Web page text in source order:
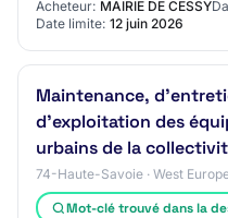
Acheteur: MAIRIE DE CESSY
Date limite: 12 juin 2026
Maintenance,
d'exploitation des
urbains de la
74-Haute-Savoie · West
Mot-clé trouvé dans la